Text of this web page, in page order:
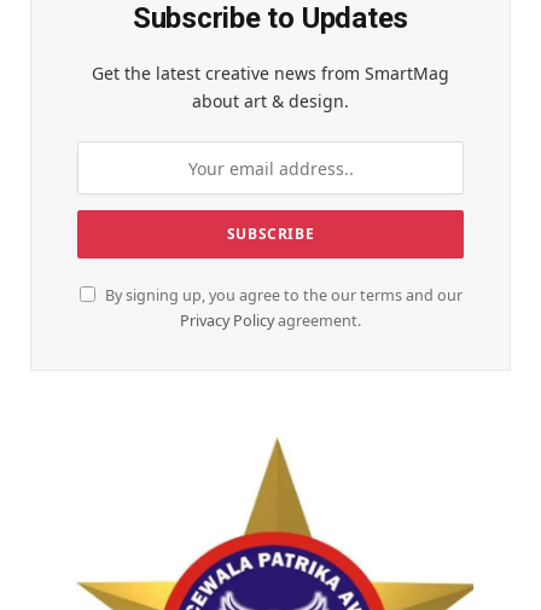
Subscribe to Updates
Get the latest creative news from SmartMag
about art & design.
By signing up, you agree to the our terms and our
Privacy Policyagreement.